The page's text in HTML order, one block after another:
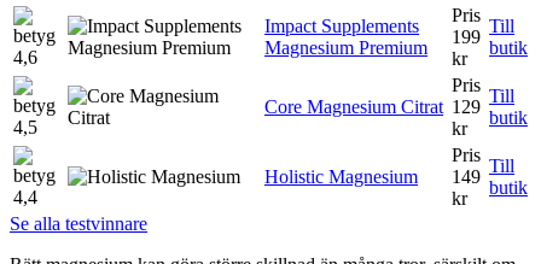
4,6
Impact Supplements
Magnesium Premium
Pris
199
kr
Till
butik
4,5
Core Magnesium Citrat
Pris
129
kr
Till
butik
4,4
Holistic Magnesium
Pris
149
kr
Till
butik
Se alla testvinnare